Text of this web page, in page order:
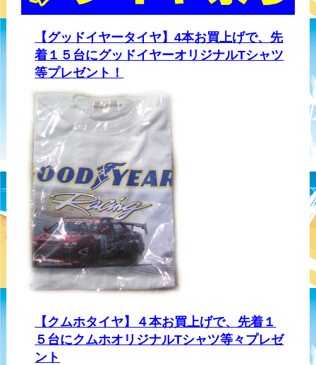
【グッドイヤータイヤ】4本お買上げで、先
着１５台にグッドイヤーオリジナルTシャツ
等プレゼント！
【クムホタイヤ】４本お買上げで、先着１
５台にクムホオリジナルTシャツ等々プレゼ
ント